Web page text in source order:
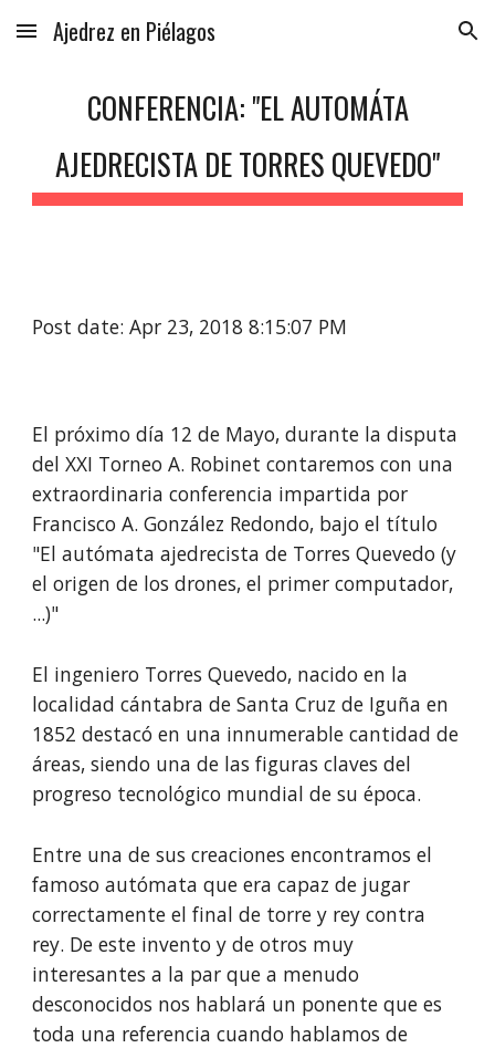
Skip to main content Skip to navigation
Ajedrez en Piélagos
CONFERENCIA: "EL AUTOMÁTA
AJEDRECISTA DE TORRES QUEVEDO"
Post date: Apr 23, 2018 8:15:07 PM
El próximo día 12 de Mayo, durante la disputa
del XXI Torneo A. Robinet contaremos con una
extraordinaria conferencia impartida por
Francisco A. González Redondo, bajo el título
"El autómata ajedrecista de Torres Quevedo (y
el origen de los drones, el primer computador,
...)"
El ingeniero Torres Quevedo, nacido en la
localidad cántabra de Santa Cruz de Iguña en
1852 destacó en una innumerable cantidad de
áreas, siendo una de las figuras claves del
progreso tecnológico mundial de su época.
Entre una de sus creaciones encontramos el
famoso autómata que era capaz de jugar
correctamente el final de torre y rey contra
rey. De este invento y de otros muy
interesantes a la par que a menudo
desconocidos nos hablará un ponente que es
toda una referencia cuando hablamos de